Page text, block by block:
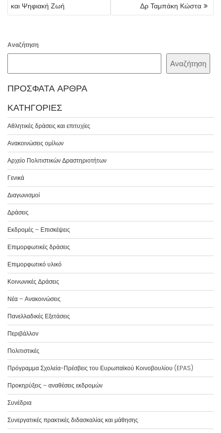
και Ψηφιακή Ζωή
Δρ Ταμπάκη Κώστα
Αναζήτηση
Αναζήτηση
ΠΡΌΣΦΑΤΑ ΆΡΘΡΑ
ΚΑΤΗΓΟΡΊΕΣ
Αθλητικές δράσεις και επιτυχίες
Ανακοινώσεις ομίλων
Αρχείο Πολιτιστικών Δραστηριοτήτων
Γενικά
Διαγωνισμοί
Δράσεις
Εκδρομές – Επισκέψεις
Επιμορφωτικές δράσεις
Επιμορφωτικό υλικό
Κοινωνικές Δράσεις
Νέα – Ανακοινώσεις
Πανελλαδικές Εξετάσεις
Περιβάλλον
Πολιτιστικές
Πρόγραμμα Σχολεία-Πρέσβεις του Ευρωπαϊκού Κοινοβουλίου (EPAS)
Προκηρύξεις – αναθέσεις εκδρομών
Συνέδρια
Συνεργατικές πρακτικές διδασκαλίας και μάθησης